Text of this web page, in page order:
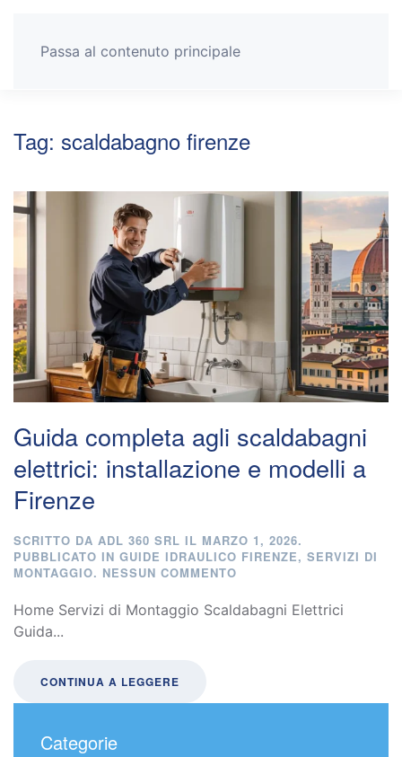
Passa al contenuto principale
Tag: scaldabagno firenze
Guida completa agli scaldabagni
elettrici: installazione e modelli a
Firenze
SCRITTO DA ADL 360 SRL IL MARZO 1, 2026.
PUBBLICATO IN GUIDE IDRAULICO FIRENZE, SERVIZI DI
MONTAGGIO. NESSUN COMMENTO
COMPLETA
AGLI
MODELLI
Home Servizi di Montaggio Scaldabagni Elettrici
Guida...
CONTINUA A LEGGERE
Categorie